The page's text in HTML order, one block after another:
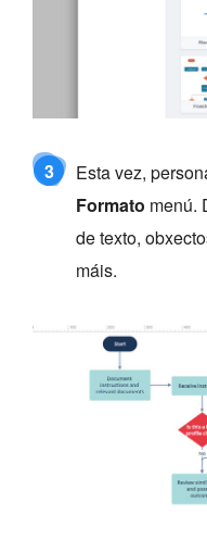
3
Esta vez,
Formato menú.
de texto,
máis.